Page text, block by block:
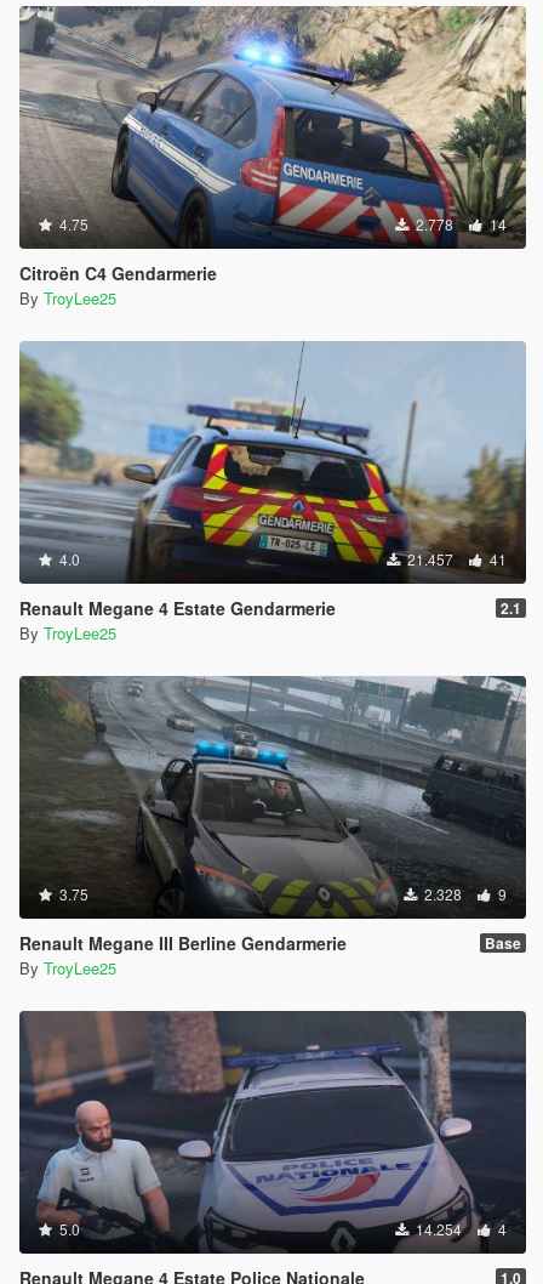
4.75 2.778 14
Citroën C4 Gendarmerie
By TroyLee25
4.0 21.457 41
Renault Megane 4 Estate Gendarmerie 2.1
By TroyLee25
3.75 2.328 9
Renault Megane III Berline Gendarmerie Base
By TroyLee25
5.0 14.254 4
Renault Megane 4 Estate Police Nationale 1.0